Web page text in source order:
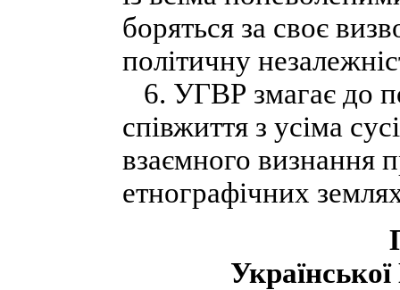
боряться за своє
політичну
6. УГВР змагає до
співжиття з усіма
взаємного визнання
етнографічних